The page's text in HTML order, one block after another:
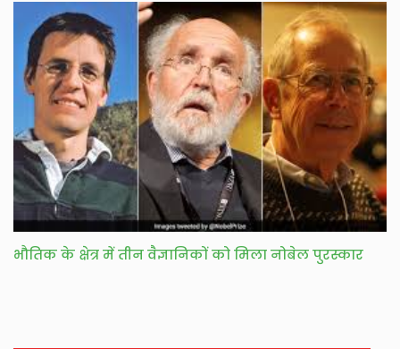
भौतिक के क्षेत्र में तीन वैज्ञानिकों को मिला नोबेल पुरस्कार